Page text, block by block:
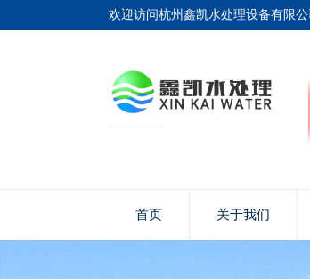
欢迎访问杭州鑫凯水处理设备有限
首页 关于我们